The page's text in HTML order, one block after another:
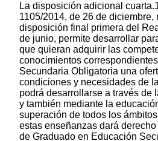
La disposición adicional
1105/2014, de 26 de diciembre,
disposición final primera del
de junio, permite desarrollar
que quieran adquirir las
conocimientos
Secundaria Obligatoria una
condiciones y necesidades de
podrá desarrollarse a través de
y también mediante la
superación de todos los
estas enseñanzas dará
de Graduado en Educación